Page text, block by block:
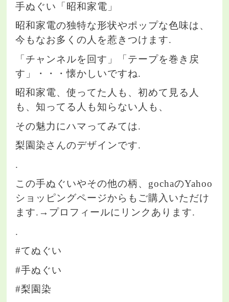
手ぬぐい「昭和家電」
昭和家電の独特な形状やポップな色味は、
今もなお多くの人を惹きつけます.
「チャンネルを回す」「テープを巻き戻
す」・・・懐かしいですね.
昭和家電、使ってた人も、初めて見る人
も、知ってる人も知らない人も、
その魅力にハマってみては.
梨園染さんのデザインです.
.
この手ぬぐいやその他の柄、gochaのYahoo
ショッピングページからもご購入いただけ
ます.→プロフィールにリンクあります.
.
#てぬぐい
#手ぬぐい
#梨園染